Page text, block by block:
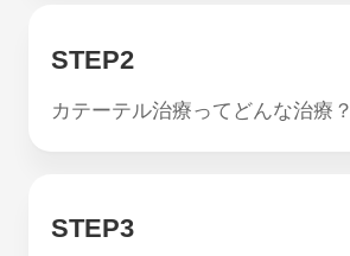
STEP2
カテーテル治療ってどんな治療？
STEP3